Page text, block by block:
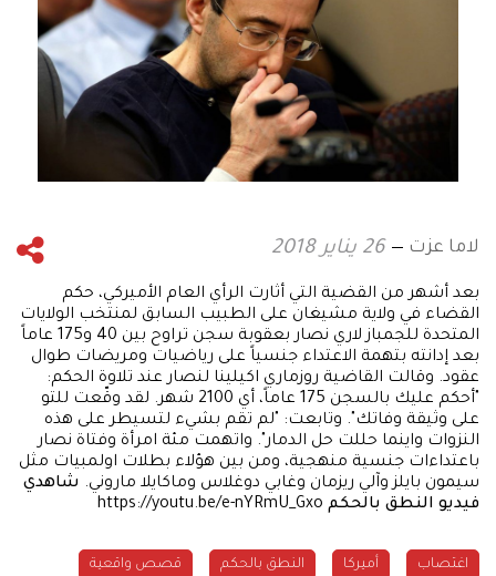
لاما عزت 26 يناير 2018
بعد أشهر من القضية التي أثارت الرأي العام الأميركي، حكم
القضاء في ولاية مشيغان على الطبيب السابق لمنتخب الولايات
المتحدة للجمباز لاري نصار بعقوبة سجن تراوح بين 40 و175 عاماً
بعد إدانته بتهمة الاعتداء جنسياً على رياضيات ومريضات طوال
عقود. وقالت القاضية روزماري اكيلينا لنصار عند تلاوة الحكم:
"أحكم عليك بالسجن 175 عاماً، أي 2100 شهر. لقد وقّعت للتو
على وثيقة وفاتك". وتابعت: "لم تقم بشيء لتسيطر على هذه
النزوات واينما حللت حل الدمار". واتهمت مئة امرأة وفتاة نصار
باعتداءات جنسية منهجية، ومن بين هؤلاء بطلات اولمبيات مثل
سيمون بايلز وآلي ريزمان وغابي دوغلاس وماكايلا ماروني. شاهدي
فيديو النطق بالحكم
اغتصاب أميركا النطق بالحكم قصص واقعية